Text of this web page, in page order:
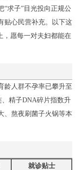
“求子”目光投向正规公
心民营补充。以下这
，愿每一对夫妇都能在
龄人群不孕率已攀升至
、精子DNA碎片指数升
、熬夜刷菌子火锅等本
就诊贴士